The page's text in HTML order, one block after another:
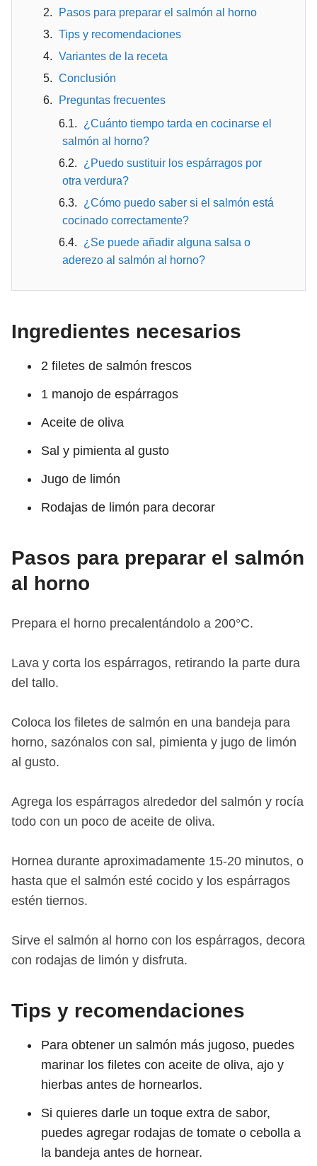
Pasos para preparar el salmón al horno
Tips y recomendaciones
Variantes de la receta
Conclusión
Preguntas frecuentes
¿Cuánto tiempo tarda en cocinarse el
salmón al horno?
¿Puedo sustituir los espárragos por
otra verdura?
¿Cómo puedo saber si el salmón está
cocinado correctamente?
¿Se puede añadir alguna salsa o
aderezo al salmón al horno?
Ingredientes necesarios
2 filetes de salmón frescos
1 manojo de espárragos
Aceite de oliva
Sal y pimienta al gusto
Jugo de limón
Rodajas de limón para decorar
Pasos para preparar el salmón
al horno
Prepara el horno precalentándolo a 200°C.
Lava y corta los espárragos, retirando la parte dura
del tallo.
Coloca los filetes de salmón en una bandeja para
horno, sazónalos con sal, pimienta y jugo de limón
al gusto.
Agrega los espárragos alrededor del salmón y rocía
todo con un poco de aceite de oliva.
Hornea durante aproximadamente 15-20 minutos, o
hasta que el salmón esté cocido y los espárragos
estén tiernos.
Sirve el salmón al horno con los espárragos, decora
con rodajas de limón y disfruta.
Tips y recomendaciones
Para obtener un salmón más jugoso, puedes
marinar los filetes con aceite de oliva, ajo y
hierbas antes de hornearlos.
Si quieres darle un toque extra de sabor,
puedes agregar rodajas de tomate o cebolla a
la bandeja antes de hornear.